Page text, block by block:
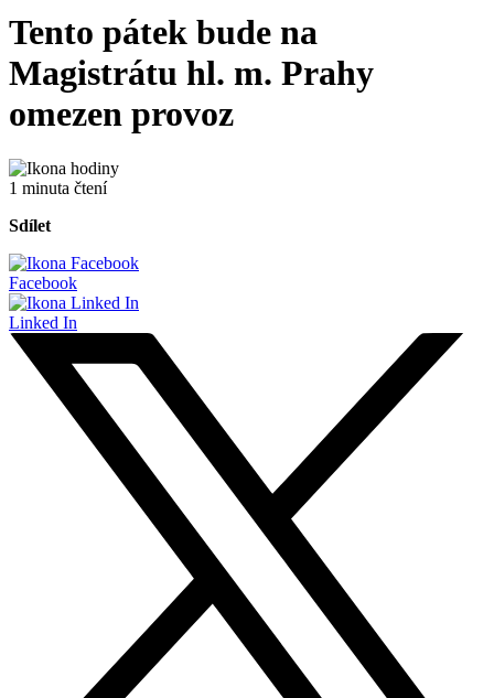
Tento pátek bude na
Magistrátu hl. m. Prahy
omezen provoz
1 minuta čtení
Sdílet
Facebook
Linked In